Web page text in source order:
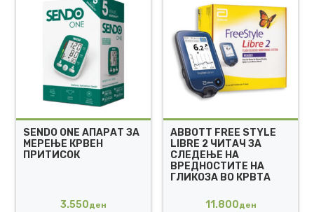
SENDO ONE АПАРАТ ЗА
МЕРЕЊЕ КРВЕН
ПРИТИСОК
3.550ден
ABBOTT FREE STYLE
LIBRE 2 ЧИТАЧ ЗА
СЛЕДЕЊЕ НА
ВРЕДНОСТИТЕ НА
ГЛИКОЗА ВО КРВТА
11.800ден